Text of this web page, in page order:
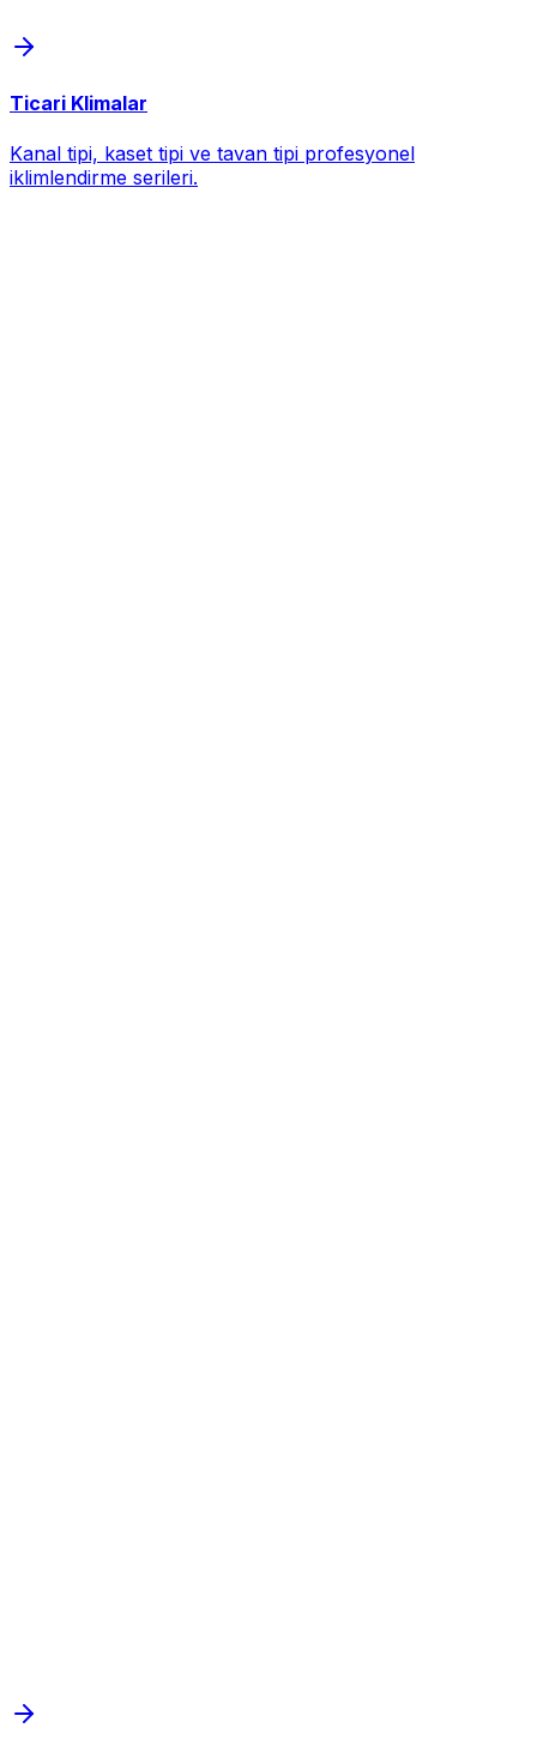
Ticari Klimalar
Kanal tipi, kaset tipi ve tavan tipi profesyonel
iklimlendirme serileri.